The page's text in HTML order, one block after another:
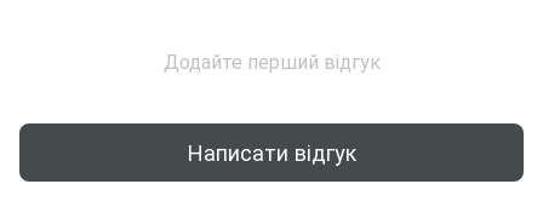
Додайте перший відгук
Написати відгук